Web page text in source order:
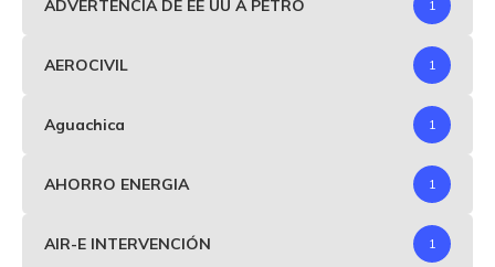
ADVERTENCIA DE EE UU A PETRO 1
AEROCIVIL 1
Aguachica 1
AHORRO ENERGIA 1
AIR-E INTERVENCIÓN 1